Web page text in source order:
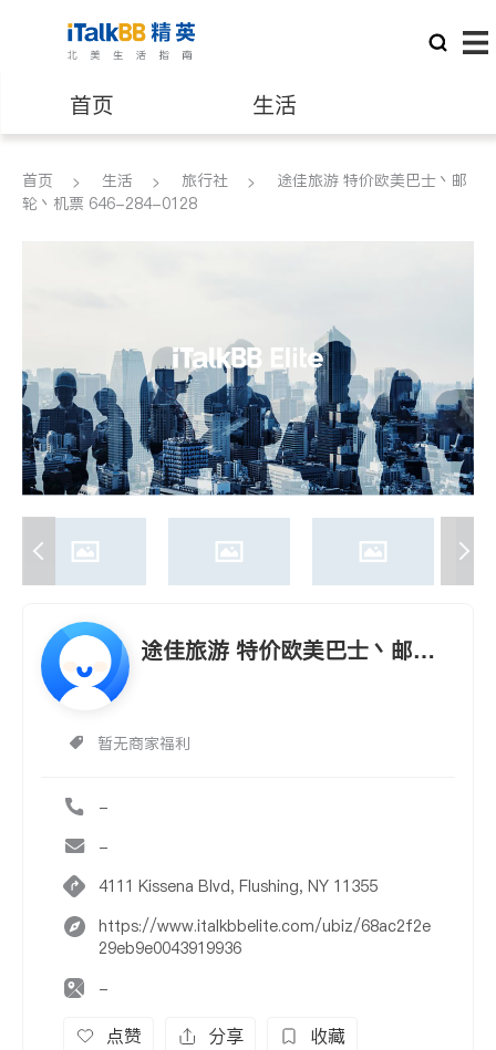
首页 生活
医生 律师
养老 非盈利组织
首页 生活 旅行社
途佳旅游 特价欧美巴士丶邮
轮丶机票 646-284-0128
途佳旅游 特价欧美巴士丶邮轮
暂无商家福利
-
-
4111 Kissena Blvd, Flushing, NY 11355
https://www.italkbbelite.com/ubiz/68ac2f2e
29eb9e0043919936
-
点赞 分享 收藏